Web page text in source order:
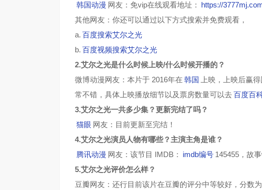
韩国动漫 网友：免vip在线观看地址： https://
其他网友：你还可以通过以下方式搜索并免费观看，
a. 百度搜索艾尔之光
b. 百度视频搜索艾尔之光
2.艾尔之光是什么时候上映/什么时候开播的？
微博动漫网友：本片于 2016年在 韩国
上映，上映后赢
常不错，具体上映播放细节以及票房数量可以去百度百
3.艾尔之光一共多少集？更新完结了吗？
猫眼 网友：目前更新至完结！
4.艾尔之光演员人物有哪些？主演主角是谁？
腾讯动漫 网友：该节目 IMDB： imdb编号 145455，故
5.艾尔之光评价怎么样？
豆瓣网友：还行目前该片在豆瓣的评分中等较好，分数